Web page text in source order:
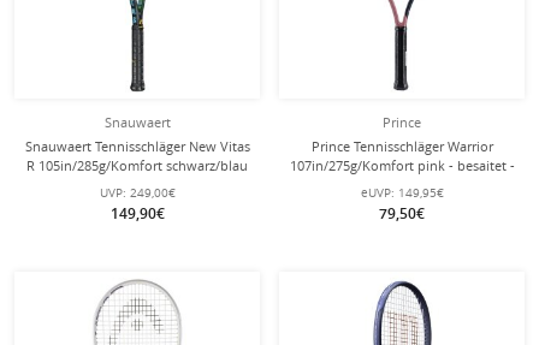
Snauwaert
Snauwaert Tennisschläger New Vitas
R 105in/285g/Komfort schwarz/blau
UVP: 249,00€
149,90€
Prince
Prince Tennisschläger Warrior
107in/275g/Komfort pink - besaitet -
eUVP: 149,95€
79,50€